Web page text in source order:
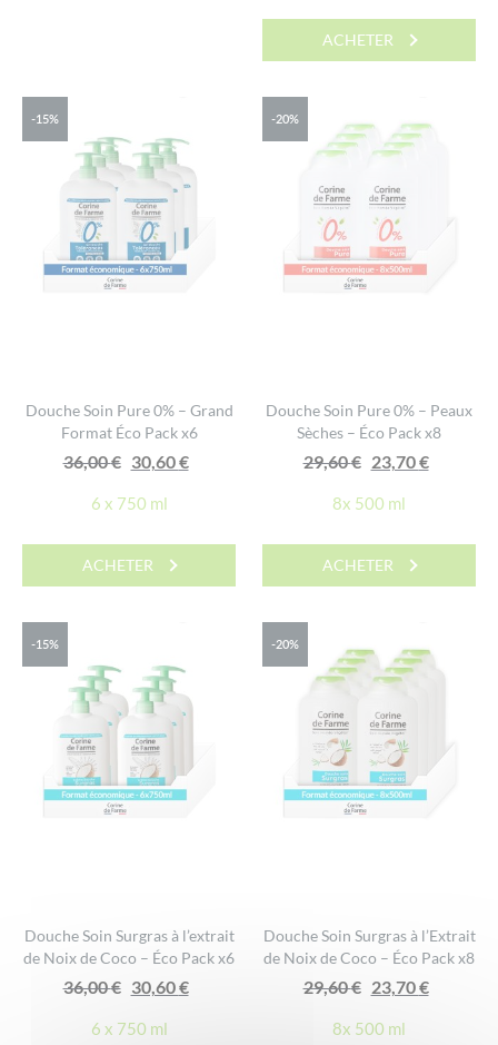
était :
29,60 €.
est :
ACHETER
-15%
Douche Soin Pure 0% – Grand
Format Éco Pack x6
36,00€ Le
initial
était :
36,00 €.
30,60€
est :
6 x 750 ml
ACHETER
-20%
Douche Soin Pure 0% – Peaux
Sèches – Éco Pack x8
29,60€ Le
initial
était :
29,60 €.
23,70€
est :
8x 500 ml
ACHETER
-15%
Douche Soin Surgras à l’extrait
de Noix de Coco – Éco Pack x6
36,00€ Le
initial
30,60€
6 x 750 ml
-20%
Douche Soin Surgras à l’Extrait
de Noix de Coco – Éco Pack x8
29,60€ Le
initial
23,70€
8x 500 ml